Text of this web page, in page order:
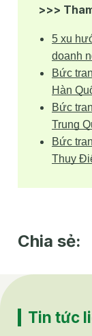
>>>
5 xu
doanh
Bức
Hàn
Bức
Trung
Bức
Thụy
Chia sẻ:
Tin tức